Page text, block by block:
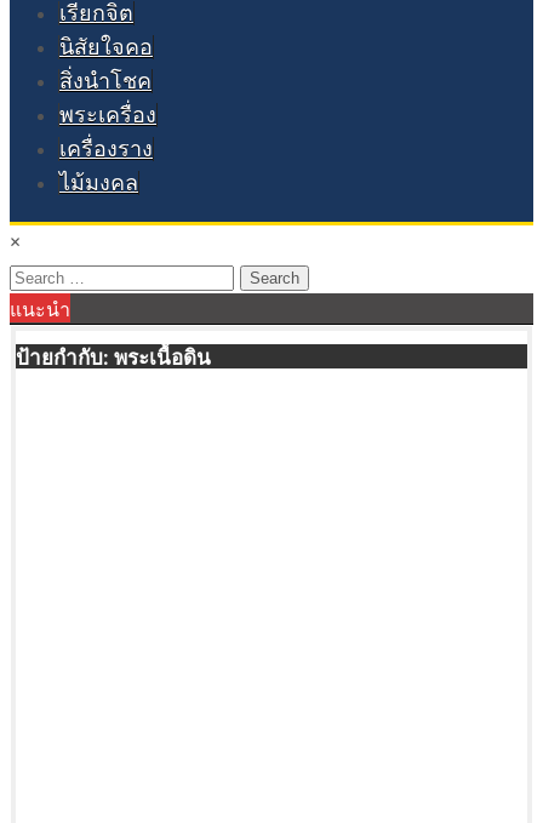
เรียกจิต
นิสัยใจคอ
สิ่งนำโชค
พระเครื่อง
เครื่องราง
ไม้มงคล
×
Search
for:
แนะนำ
ป้ายกำกับ: พระเนื้อดิน